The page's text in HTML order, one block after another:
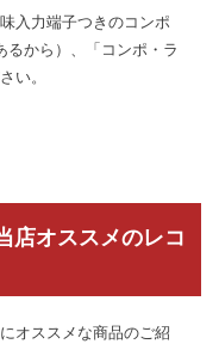
入力端子つきのコンポ
るから）、「コンポ・ラ
い。
店オススメのレコ
オススメな商品のご紹